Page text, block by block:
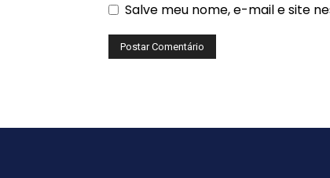
Salve meu nome, e-mail e site